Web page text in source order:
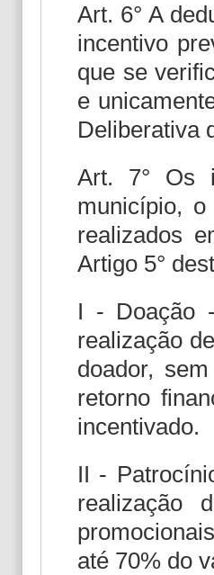
Art. 6° A
incentivo
que se
e
Deliberativa
Art. 7° Os
município,
realizados
Artigo 5°
I - Doação
realização
doador,
retorno
incentivado.
II -
realização
até 70% do